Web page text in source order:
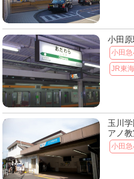
小田
小田
JR東
玉川
アノ教
小田